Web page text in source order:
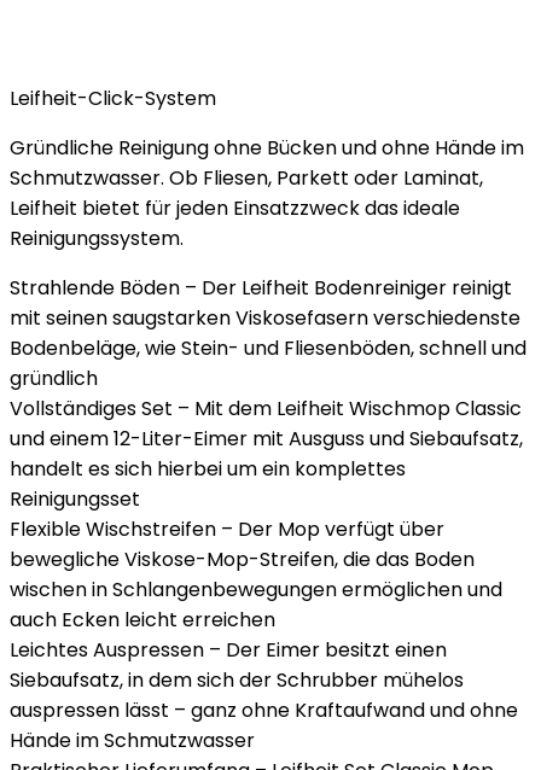
Leifheit-Click-System
Gründliche Reinigung ohne Bücken und ohne Hände im
Schmutzwasser. Ob Fliesen, Parkett oder Laminat,
Leifheit bietet für jeden Einsatzzweck das ideale
Reinigungssystem.
Strahlende Böden – Der Leifheit Bodenreiniger reinigt
mit seinen saugstarken Viskosefasern verschiedenste
Bodenbeläge, wie Stein- und Fliesenböden, schnell und
gründlich
Vollständiges Set – Mit dem Leifheit Wischmop Classic
und einem 12-Liter-Eimer mit Ausguss und Siebaufsatz,
handelt es sich hierbei um ein komplettes
Reinigungsset
Flexible Wischstreifen – Der Mop verfügt über
bewegliche Viskose-Mop-Streifen, die das Boden
wischen in Schlangenbewegungen ermöglichen und
auch Ecken leicht erreichen
Leichtes Auspressen – Der Eimer besitzt einen
Siebaufsatz, in dem sich der Schrubber mühelos
auspressen lässt – ganz ohne Kraftaufwand und ohne
Hände im Schmutzwasser